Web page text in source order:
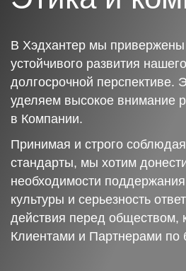
В Хэдхантер мы
устойчивого развития
долгосрочной перспективе.
уделяем высокое внимание
в Компании.
Принимая и строго соблюдая
стандарты, мы хотим
необходимости
культуры и серьезность
действия перед обществом,
Клиентами и Партнерами по